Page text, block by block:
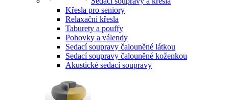
Křesla pro seniory
Relaxační křesla
Taburety a pouffy
Pohovky a válendy
Sedací soupravy čalouněné látkou
Sedací soupravy čalouněné koženkou
Akustické sedací soupravy